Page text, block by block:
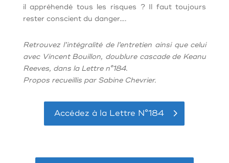
il appréhendé tous les risques ? Il faut toujours
rester conscient du danger….
Retrouvez l’intégralité de l’entretien ainsi que celui
avec Vincent Bouillon, doublure cascade de Keanu
Reeves, dans la Lettre n°184.
Propos recueillis par Sabine Chevrier.
Accédez à la Lettre N°184